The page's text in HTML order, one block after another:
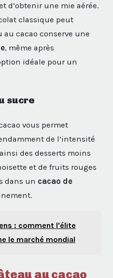
d’obtenir une mie aérée.
classique peut
au cacao conserve une
, même après
idéale pour un
sucre
vous permet
de l’intensité
des desserts moins
et de fruits rouges
dans un cacao de
: comment l'élite
le marché mondial
au cacao